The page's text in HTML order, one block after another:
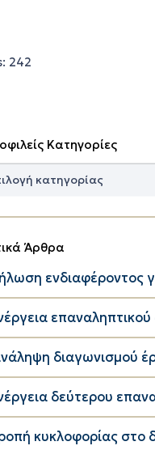
242
Κατηγορίες
Άρθρα
ενδιαφέροντος
διαγωνισμού
δεύτερου
κυκλοφορίας στο